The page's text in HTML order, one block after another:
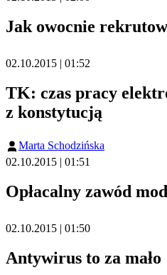
Jak owocnie
02.10.2015 | 01:52
TK: czas pracy
z konstytucją
Marta Schodzińska
02.10.2015 | 01:51
Opłacalny zawód
02.10.2015 | 01:50
Antywirus to za mało